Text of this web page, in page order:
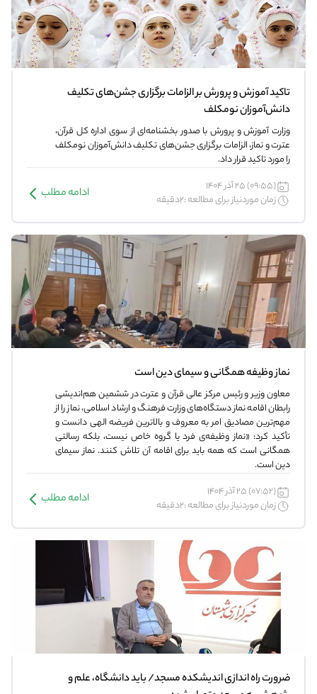
تاکید آموزش و پرورش بر الزامات برگزاری جشن‌های تکلیف
دانش‌آموزان نومکلف
وزارت آموزش و پرورش با صدور بخشنامه‌ای از سوی اداره کل قرآن،
عترت و نماز، الزامات برگزاری جشن‌های تکلیف دانش‌آموزان نومکلف
را مورد تاکید قرار داد.
(09:55) 25 آذر 1404
زمان موردنیاز برای مطالعه :2دقیقه
ادامه مطلب
نماز وظیفه همگانی و سیمای‌ دین است
معاون وزیر و رئیس مرکز عالی قرآن و عترت در ششمین هم‌اندیشی
رابطان اقامه نماز دستگاه‌های وزارت فرهنگ و ارشاد اسلامی، نماز را از
مهم‌ترین مصادیق امر به معروف‌ و‌ بالاترین فریضه الهی دانست و
تأکید کرد: «نماز وظیفه‌ی فرد یا گروه‌ خاص نیست، بلکه رسالتی
همگانی است که همه باید برای اقامه آن تلاش کنند. نماز سیمای
دین است.
(07:52) 25 آذر 1404
زمان موردنیاز برای مطالعه :2دقیقه
ادامه مطلب
ضرورت راه اندازی اندیشکده مسجد/ باید دانشگاه، علم و